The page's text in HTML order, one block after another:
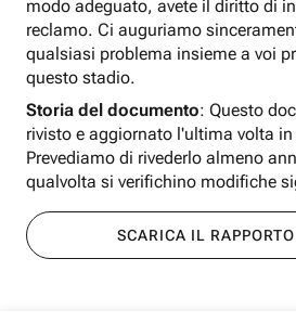
modo adeguato, avete il diritto di
reclamo. Ci auguriamo
qualsiasi problema insieme a voi
questo stadio.
Storia del documento: Questo
rivisto e aggiornato l'ultima volta
Prevediamo di rivederlo almeno
qualvolta si verifichino modifiche
SCARICA IL